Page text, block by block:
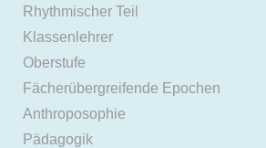
Rhythmischer Teil
Klassenlehrer
Oberstufe
Fächerübergreifende Epochen
Anthroposophie
Pädagogik